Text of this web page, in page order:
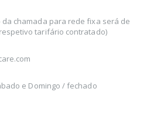
da chamada para rede fixa será de
tarifário contratado)
e Domingo / fechado